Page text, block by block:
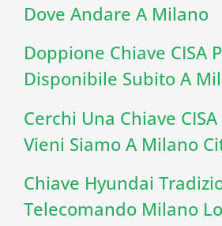
Dove Andare A Milano
Doppione Chiave CISA
Disponibile Subito A
Cerchi Una Chiave CISA
Vieni Siamo A Milano
Chiave Hyundai
Telecomando Milano